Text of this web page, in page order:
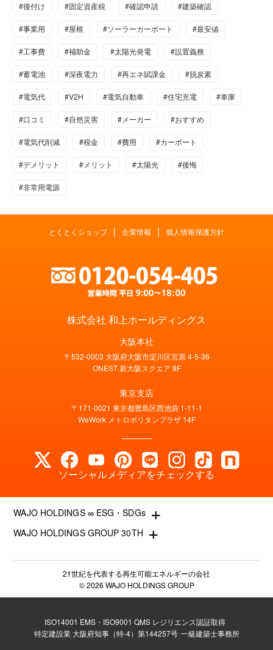
#後付け #固定資産税 #確認申請 #建築確認
#事業用 #屋根 #ソーラーカーポート #最安値
#工事費 #補助金 #太陽光発電 #設置義務
#蓄電池 #深夜電力 #再エネ賦課金 #脱炭素
#電気代 #V2H #電気自動車 #住宅充電 #車庫
#口コミ #自然災害 #メーカー #おすすめ
#電気代削減 #税金 #費用 #カーポート
#デメリット #メリット #太陽光 #後悔
#非常用電源
とくとくショップ | 企業情報 | 個人情報保護方針
株式会社 和上ホールディングス
大阪本社
〒532-0003 大阪府大阪市淀川区宮原 4-5-36
ONEST 新大阪スクエア 8F
東京支店
〒171-0021 東京都豊島区西池袋 1-11-1
WeWork メトロポリタンプラザ 14F
ソーシャルメディアをチェックする
WAJO HOLDINGS ∞ ESG・SDGs +
新サービスサイト
- 高圧太陽光発電所の買取
- 系統用蓄電池の販売
- 再生可能エネルギー用地の販売
- FIP転換と蓄電池の増設
WAJO HOLDINGS GROUP 30TH +
- 収益性が高い系統用蓄電池
- 仲介業者を挟まない買取販売直売店
- 高圧太陽光発電所の一括査定
- FIT投資なら太陽光発電
21世紀を代表する再生可能エネルギーの会社
© 2026 WAJO HOLDINGS GROUP
ISO14001 EMS・ISO9001 QMS レジリエンス認証取得
特定建設業 大阪府知事（特-4）第144257号 一級建築士事務所